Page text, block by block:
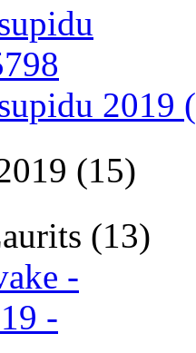
2019
(15)
(13)